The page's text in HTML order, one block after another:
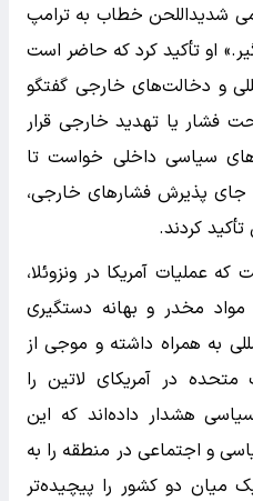
شدیداللحن خطاب به ترامپ
او تأکید کرد که حاضر است
و دخالت‌های خارجی گفتگو
فشار یا تهدید خارجی قرار
سیاسی داخلی خواست تا
پذیرش فشارهای خارجی،
کردند.
عملیات آمریکا در ونزوئلا،
مخدر و بهانه دستگیری
به همراه داشته و موجی از
متحده در آمریکای لاتین را
هشدار داده‌اند که این
و اجتماعی در منطقه را به
میان دو کشور را پیچیده‌تر